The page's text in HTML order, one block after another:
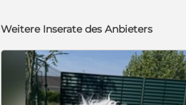
Weitere Inserate des Anbieters